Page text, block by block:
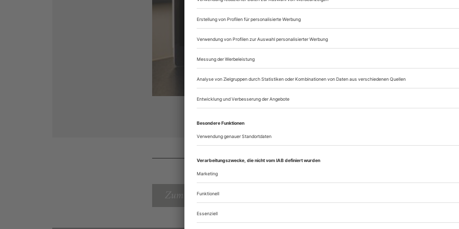
Zugang zum
Theater heute
Sie können alle Vorteile
sofort nutzen
Digital-Abo testen
Zum Inhaltsverzeichnis